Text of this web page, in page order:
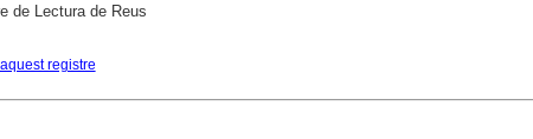
de Lectura de Reus
registre